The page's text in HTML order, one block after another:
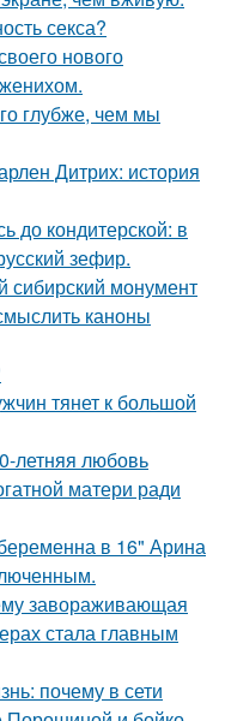
секса?
нового
глубже, чем мы
Дитрих: история
до кондитерской: в
зефир.
сибирский монумент
каноны
тянет к большой
летняя любовь
матери ради
в 16" Арина
завораживающая
стала главным
почему в сети